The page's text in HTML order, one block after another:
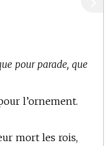
pour parade, que
l’ornement.
mort les rois,